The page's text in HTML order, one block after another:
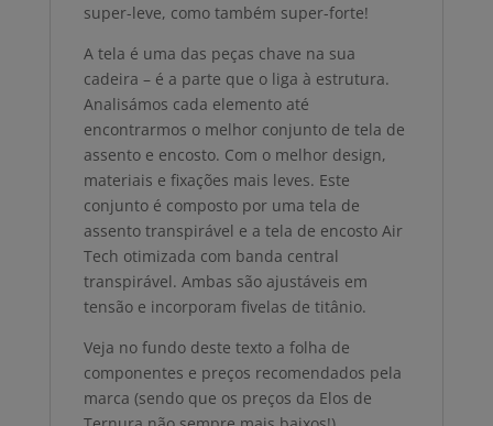
super-leve, como também super-forte!
A tela é uma das peças chave na sua
cadeira – é a parte que o liga à estrutura.
Analisámos cada elemento até
encontrarmos o melhor conjunto de tela de
assento e encosto. Com o melhor design,
materiais e fixações mais leves. Este
conjunto é composto por uma tela de
assento transpirável e a tela de encosto Air
Tech otimizada com banda central
transpirável. Ambas são ajustáveis em
tensão e incorporam fivelas de titânio.
Veja no fundo deste texto a folha de
componentes e preços recomendados pela
marca (sendo que os preços da Elos de